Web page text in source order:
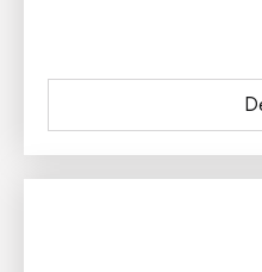
se skládá z